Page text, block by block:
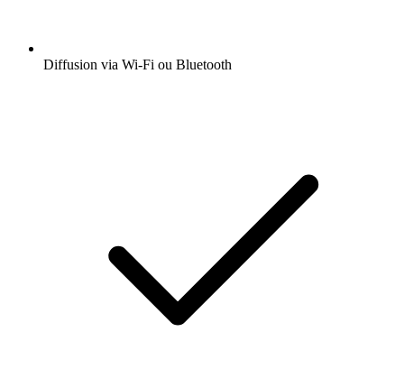
Diffusion via Wi-Fi ou Bluetooth